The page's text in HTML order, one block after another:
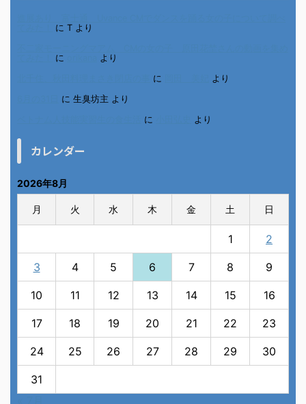
に T より
に
より
に
より
に 生臭坊主 より
に より
カレンダー
2026年8月
月 火 水 木 金 土 日
1 2
3 4 5 6 7 8 9
10 11 12 13 14 15 16
17 18 19 20 21 22 23
24 25 26 27 28 29 30
31